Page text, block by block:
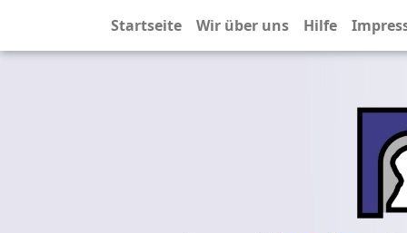
Startseite Wir über uns Hilfe